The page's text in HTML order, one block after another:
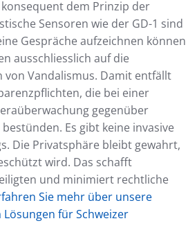
dem Prinzip der
Sensoren wie der GD-1 sind
Gespräche aufzeichnen können
ausschliesslich auf die
von Vandalismus. Damit entfällt
die bei einer
gegenüber
Es gibt keine invasive
Die Privatsphäre bleibt gewahrt,
wird. Das schafft
und minimiert rechtliche
Sie mehr über unsere
für Schweizer